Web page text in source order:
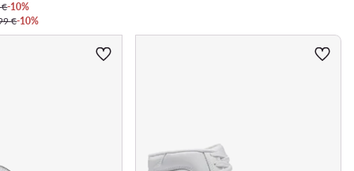
€-10%
€-10%